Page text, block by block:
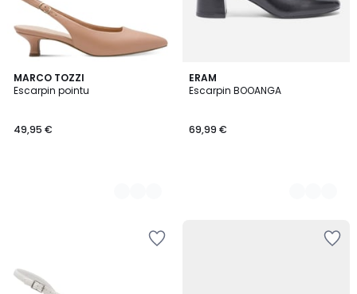
MARCO TOZZI
Escarpin pointu
49,95 €
2
Couleurs
ERAM
Escarpin BOOANGA
69,99 €
2
Couleurs